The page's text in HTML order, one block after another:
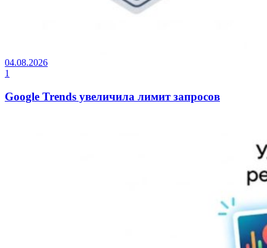
04.08.2026
1
Google Trends увеличила лимит запросов